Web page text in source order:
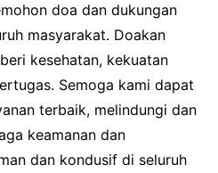
doa dan dukungan
masyarakat. Doakan
kesehatan, kekuatan
Semoga kami dapat
terbaik, melindungi dan
keamanan dan
dan kondusif di seluruh